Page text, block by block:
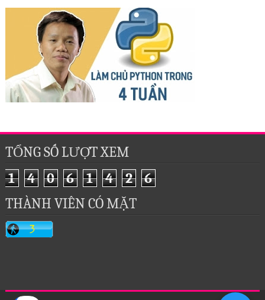
TỔNG SỐ LƯỢT XEM
1
4 0 6 1 4 2
6
THÀNH VIÊN CÓ MẶT